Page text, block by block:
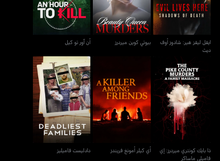
ايفل ليفز هير: شادوز أوف
ديث
بيوتي كوين ميردرز أن آور تو كيل
ذا بايك كونتري ميردرز: إي
فاميلي ماساكر
ذا بايك كونتري ميردرز: إي
فاميلي ماساكر
أي كيلر أمونغ فريندز
أي كيلر أمونغ فريندز
دادليست فاميليز
دادليست فاميليز